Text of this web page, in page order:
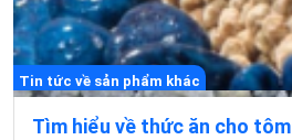
Tin tức về sản phẩm khác
Tìm hiểu về thức ăn cho tôm